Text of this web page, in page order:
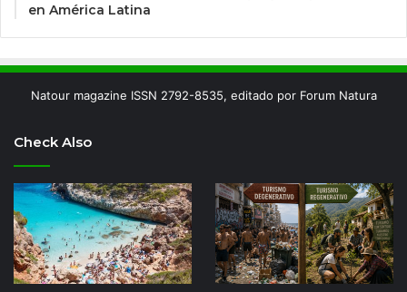
en América Latina
Natour magazine ISSN 2792-8535, editado por Forum Natura
Check Also